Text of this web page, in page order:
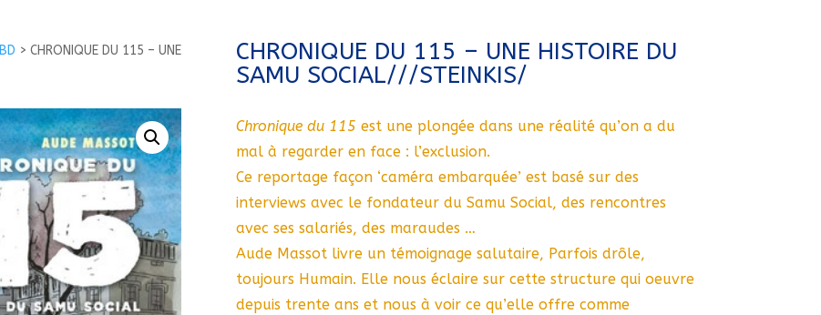
BD >CHRONIQUE DU 115 – UNE
CHRONIQUE DU 115 – UNE HISTOIRE DU
SAMU SOCIAL///STEINKIS/
Chronique du 115 est une plongée dans une réalité qu’on a du
mal à regarder en face : l’exclusion.
Ce reportage façon ‘caméra embarquée’ est basé sur des
interviews avec le fondateur du Samu Social, des rencontres
avec ses salariés, des maraudes …
Aude Massot livre un témoignage salutaire, Parfois drôle,
toujours Humain. Elle nous éclaire sur cette structure qui oeuvre
depuis trente ans et nous à voir ce qu’elle offre comme